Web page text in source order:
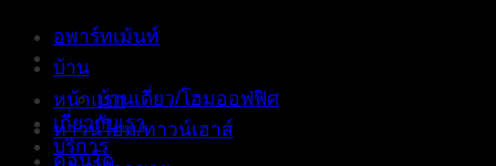
หน้าแรก
เกี่ยวกับเรา
บริการ
อพาร์ทเม้นท์
บ้าน
บ้านเดี่ยว/โฮมออฟฟิศ
ทาวน์โฮม/ทาวน์เฮาส์
คอนโด